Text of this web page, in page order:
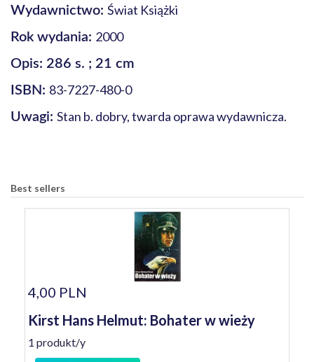
Wydawnictwo: Świat Książki
Rok wydania: 2000
Opis: 286 s. ; 21 cm
ISBN: 83-7227-480-0
Uwagi: Stan b. dobry, twarda oprawa wydawnicza.
Best sellers
4,00 PLN
Kirst Hans Helmut: Bohater w wieży
1 produkt/y